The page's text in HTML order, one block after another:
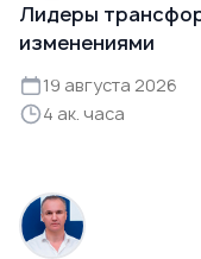
Лидеры
изменениями
19 августа 2026
4 ак. часа